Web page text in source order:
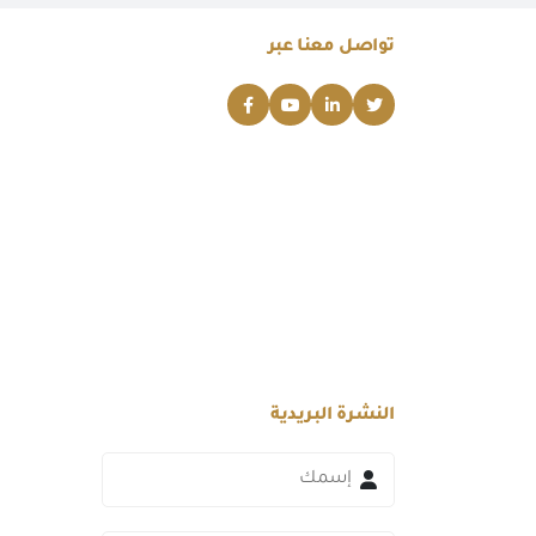
تواصل معنا عبر
النشرة البريدية